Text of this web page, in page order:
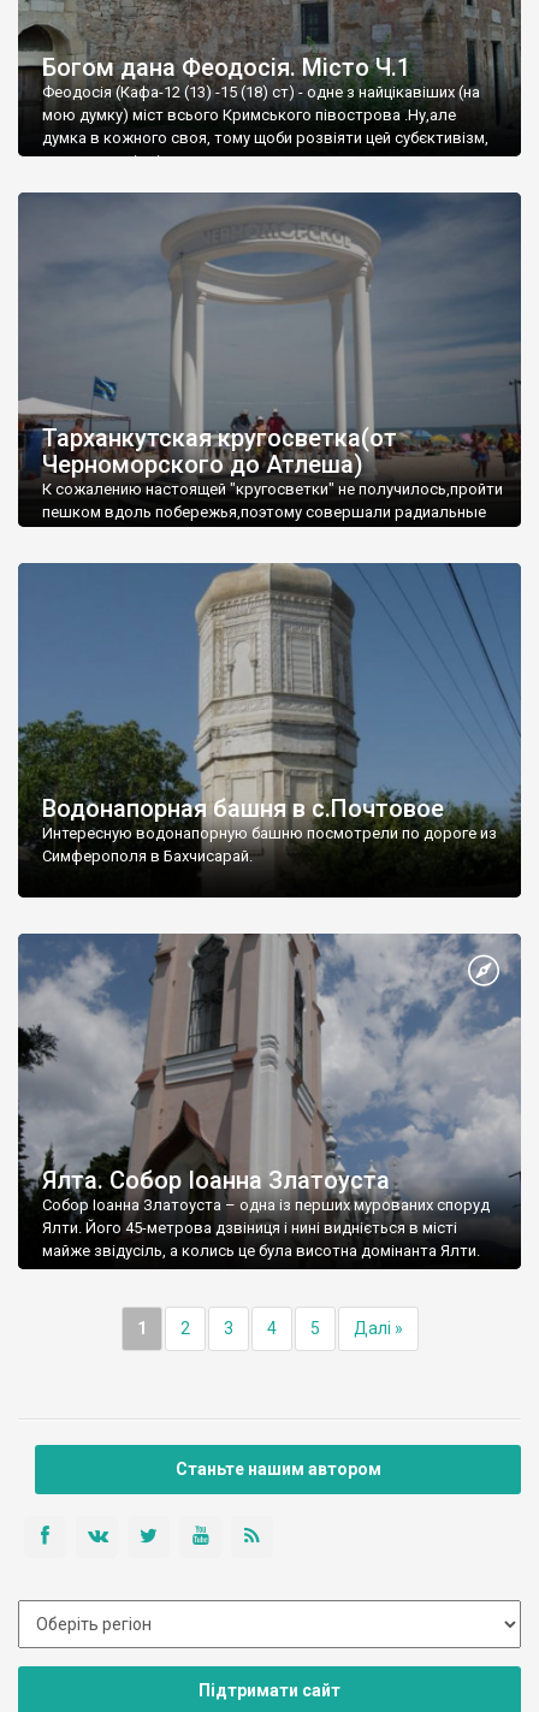
Богом дана Феодосія. Місто Ч.1
Феодосія (Кафа-12 (13) -15 (18) ст) - одне з найцікавіших (на
мою думку) міст всього Кримського півострова .Ну,але
думка в кожного своя, тому щоби розвіяти цей субєктивізм,
запрошую відвідати це
Тарханкутская кругосветка(от
Черноморского до Атлеша)
К сожалению настоящей "кругосветки" не получилось,пройти
пешком вдоль побережья,поэтому совершали радиальные
Водонапорная башня в с.Почтовое
Интересную водонапорную башню посмотрели по дороге из
Симферополя в Бахчисарай.
Ялта. Собор Іоанна Златоуста
Собор Іоанна Златоуста – одна із перших мурованих споруд
Ялти. Його 45-метрова дзвіниця і нині видніється в місті
майже звідусіль, а колись це була висотна домінанта Ялти.
1 2 3 4 5 Далі »
Станьте нашим автором
Підтримати сайт